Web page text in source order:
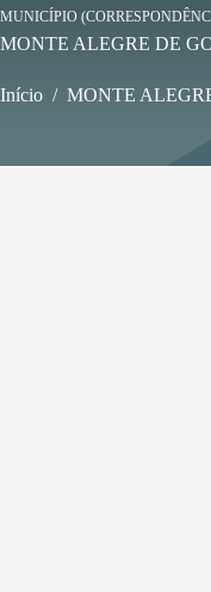
MUNICÍPIO
MONTE ALEGRE DE
Início / MONTE